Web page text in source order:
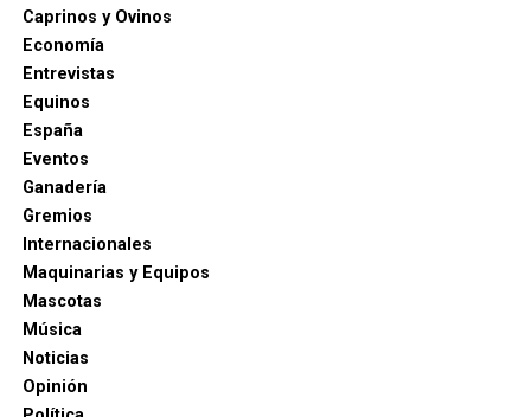
Caprinos y Ovinos
Economía
Entrevistas
Equinos
España
Eventos
Ganadería
Gremios
Internacionales
Maquinarias y Equipos
Mascotas
Música
Noticias
Opinión